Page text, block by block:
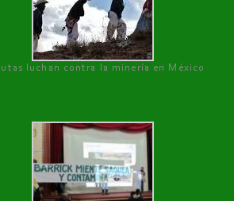
luchan contra la minería en México